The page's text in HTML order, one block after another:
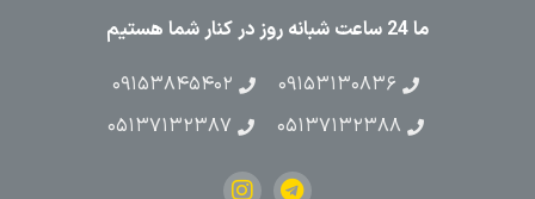
ما 24 ساعت شبانه روز در کنار شما هستیم
۰۹۱۵۳۱۳۰۸۳۶
۰۹۱۵۳۸۴۵۴۰۲
۰۵۱۳۷۱۳۲۳۸۸
۰۵۱۳۷۱۳۲۳۸۷